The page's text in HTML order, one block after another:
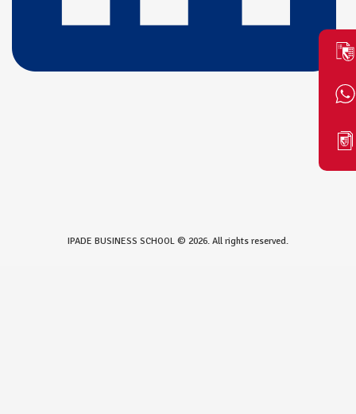
IPADE BUSINESS SCHOOL © 2026. All rights reserved.